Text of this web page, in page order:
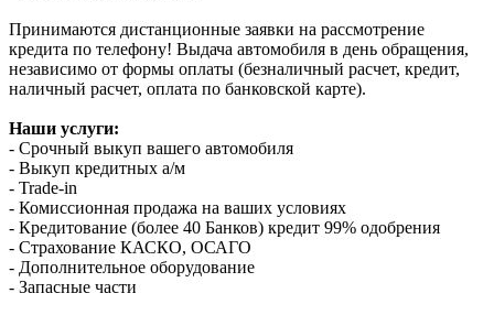
Принимаются дистанционные заявки на рассмотрение
кредита по телефону! Выдача автомобиля в день обращения,
независимо от формы оплаты (безналичный расчет, кредит,
наличный расчет, оплата по банковской карте).
Наши услуги:
- Срочный выкуп вашего автомобиля
- Выкуп кредитных а/м
- Trade-in
- Комиссионная продажа на ваших условиях
- Кредитование (более 40 Банков) кредит 99% одобрения
- Страхование КАСКО, ОСАГО
- Дополнительное оборудование
- Запасные части